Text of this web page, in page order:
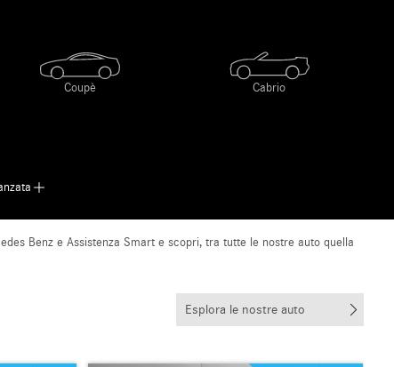
Benz e Assistenza Smart e scopri, tra tutte le nostre auto quella
Esplora le nostre auto